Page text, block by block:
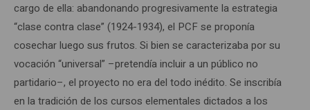
cargo de ella: abandonando progresivamente la estrategia
“clase contra clase” (1924-1934), el PCF se proponía
cosechar luego sus frutos. Si bien se caracterizaba por su
vocación “universal” –pretendía incluir a un público no
partidario–, el proyecto no era del todo inédito. Se inscribía
en la tradición de los cursos elementales dictados a los